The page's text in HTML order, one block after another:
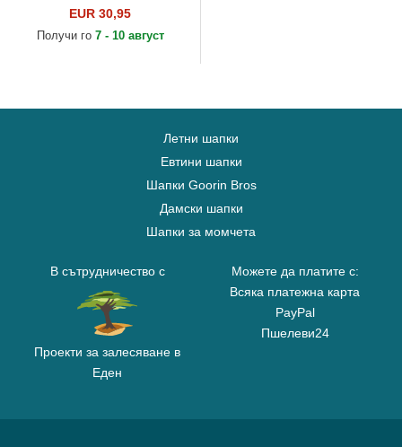
Linen на Los Angeles
Dodgers MLB от New Era
EUR 30,95
Получи го 7 - 10 август
Летни шапки
Евтини шапки
Шапки Goorin Bros
Дамски шапки
Шапки за момчета
В сътрудничество с
Проекти за залесяване в
Еден
Можете да платите с:
Всяка платежна карта
PayPal
Пшелеви24